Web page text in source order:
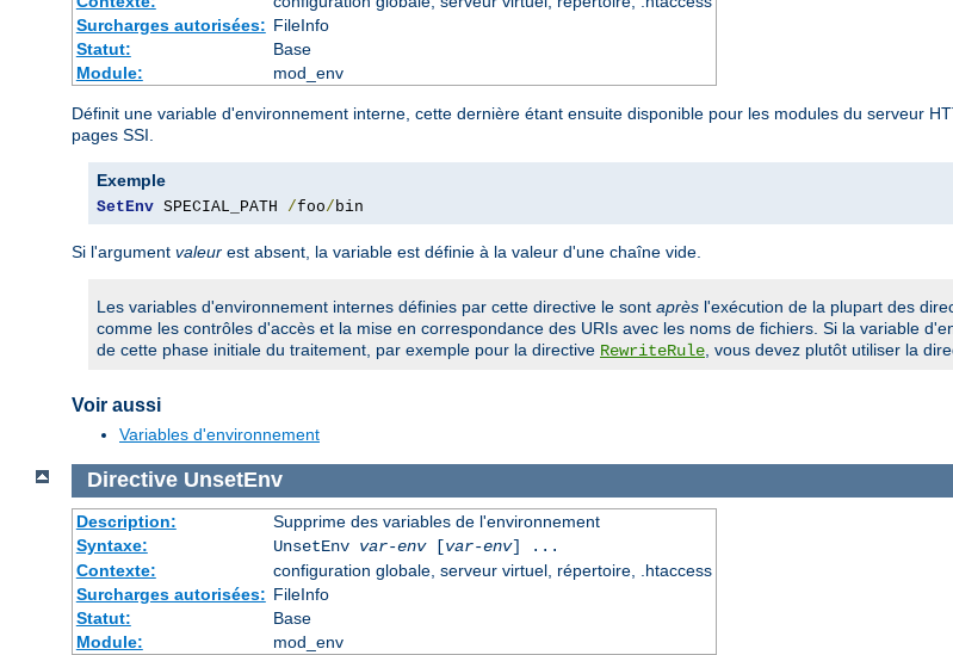
Surcharges autorisées: FileInfo
Statut:
Base
Module:
mod_env
Définit une variable d'environnement interne, cette dernière étant ensuite disponible pour les modules du serveur
pages SSI.
Exemple
SetEnv SPECIAL_PATH /foo/bin
Si l'argument valeur est absent, la variable est définie à la valeur d'une chaîne vide.
Les variables d'environnement internes définies par cette directive le sont après l'exécution de la plupart des
comme les contrôles d'accès et la mise en correspondance des URIs avec les noms de fichiers. Si la variable
de cette phase initiale du traitement, par exemple pour la directive RewriteRule, vous devez plutôt utiliser la
Voir aussi
Variables d'environnement
Directive UnsetEnv
Description:
Supprime des variables de l'environnement
Syntaxe:
UnsetEnv var-env[var-env] ...
Contexte:
configuration globale, serveur virtuel, répertoire, .htaccess
Surcharges autorisées: FileInfo
Statut:
Base
Module:
mod_env